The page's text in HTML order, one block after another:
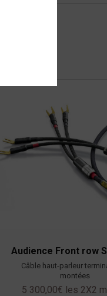
Audience Front row
Câble haut-parleur
montées
5 300,00€ les 2X2